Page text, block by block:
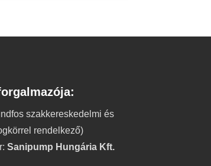
szakkereskedelmi és
rendelkező)
Sanipump Hungária Kft.